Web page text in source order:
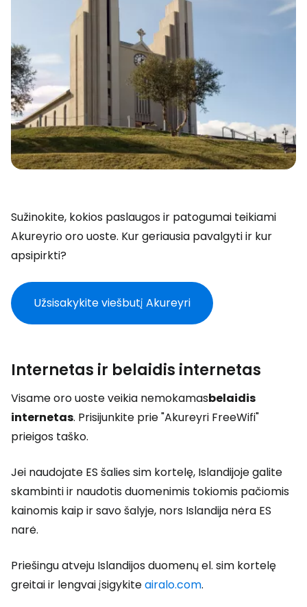
Sužinokite, kokios paslaugos ir patogumai teikiami
Akureyrio oro uoste. Kur geriausia pavalgyti ir kur
apsipirkti?
Užsisakykite viešbutį Akureyri
Internetas ir belaidis internetas
Visame oro uoste veikia nemokamasbelaidis
internetas. Prisijunkite prie "Akureyri FreeWifi"
prieigos taško.
Jei naudojate ES šalies sim kortelę, Islandijoje galite
skambinti ir naudotis duomenimis tokiomis pačiomis
kainomis kaip ir savo šalyje, nors Islandija nėra ES
narė.
Priešingu atveju Islandijos duomenų el. sim kortelę
greitai ir lengvai įsigykiteairalo.com.